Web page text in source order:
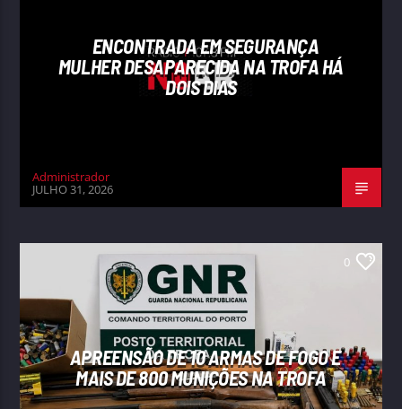
ENCONTRADA EM SEGURANÇA
MULHER DESAPARECIDA NA TROFA HÁ
DOIS DIAS
Administrador
JULHO 31, 2026
0
APREENSÃO DE 10 ARMAS DE FOGO E
MAIS DE 800 MUNIÇÕES NA TROFA